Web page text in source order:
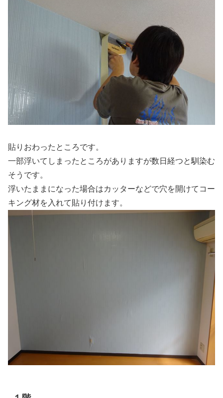
貼りおわったところです。
一部浮いてしまったところがありますが数日経つと馴染む
そうです。
浮いたままになった場合はカッターなどで穴を開けてコー
キング材を入れて貼り付けます。